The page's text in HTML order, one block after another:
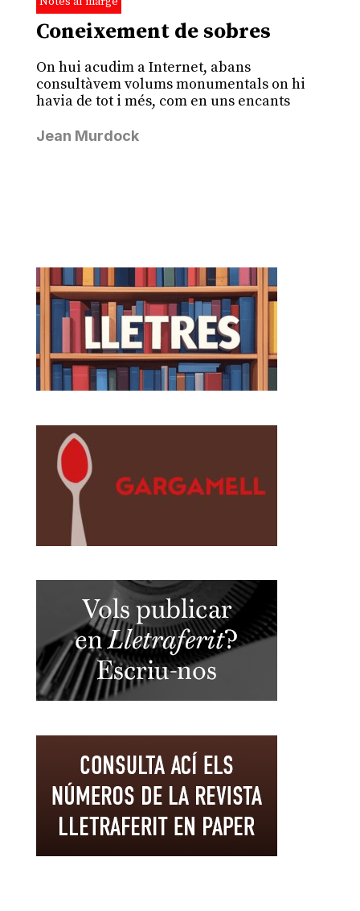
Coneixement de sobres
On hui acudim a Internet, abans
consultàvem volums monumentals on hi
havia de tot i més, com en uns encants
Jean Murdock